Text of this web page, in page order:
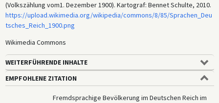
(Volkszählung vom1. Dezember 1900). Kartograf: Bennet Schulte, 2010.
https://upload.wikimedia.org/wikipedia/commons/8/85/Sprachen_Deu
tsches_Reich_1900.png
Wikimedia Commons
WEITERFÜHRENDE INHALTE
EMPFOHLENE ZITATION
Fremdsprachige Bevölkerung im Deutschen Reich im